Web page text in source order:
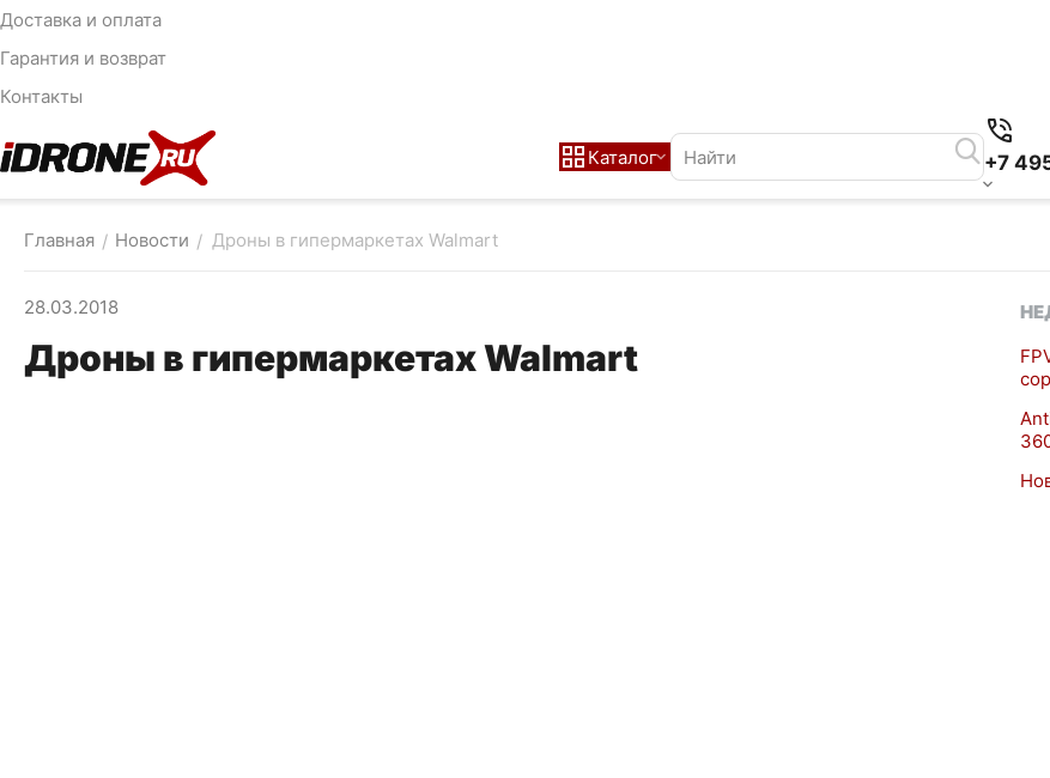
Доставка и оплата
Гарантия и возврат
Контакты
Каталог +7
Главная / Новости / Дроны в гипермаркетах Walmart
28.03.2018
Дроны в гипермаркетах Walmart